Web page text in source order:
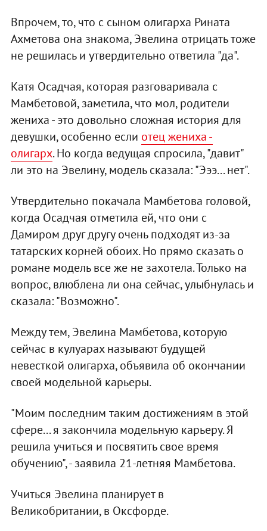
Впрочем, то, что с сыном олигарха Рината
Ахметова она знакома, Эвелина отрицать тоже
не решилась и утвердительно ответила "да".
Катя Осадчая, которая разговаривала с
Мамбетовой, заметила, что мол, родители
жениха - это довольно сложная история для
девушки, особенно если отец жениха -
олигарх. Но когда ведущая спросила, "давит"
ли это на Эвелину, модель сказала: "Эээ... нет".
Утвердительно покачала Мамбетова головой,
когда Осадчая отметила ей, что они с
Дамиром друг другу очень подходят из-за
татарских корней обоих. Но прямо сказать о
романе модель все же не захотела. Только на
вопрос, влюблена ли она сейчас, улыбнулась и
сказала: "Возможно".
Между тем, Эвелина Мамбетова, которую
сейчас в кулуарах называют будущей
невесткой олигарха, объявила об окончании
своей модельной карьеры.
"Моим последним таким достижениям в этой
сфере... я закончила модельную карьеру. Я
решила учиться и посвятить свое время
обучению", - заявила 21-летняя Мамбетова.
Учиться Эвелина планирует в
Великобритании, в Оксфорде.